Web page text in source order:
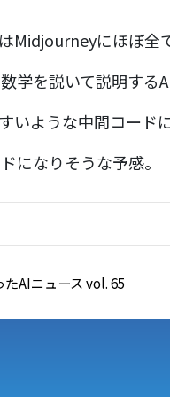
Midjourneyにほぼ全
学を説いて説明する
いような中間コード
になりそうな予感。
AIニュース vol. 65